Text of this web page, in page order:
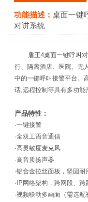
功能描述： 桌面一键
对讲系统
盾王4桌面一键呼叫对
行、隔离酒店、医院、无
中的一键呼叫接警平台。
话,远程控制等具有多功能
产品特性：
·一键接警
·全双工语音通信
·高灵敏度麦克风
·高音质扬声器
·铝合金拉丝面板，坚固耐
·IP网络架构，跨网段、跨
·视频联动多画面（需选配